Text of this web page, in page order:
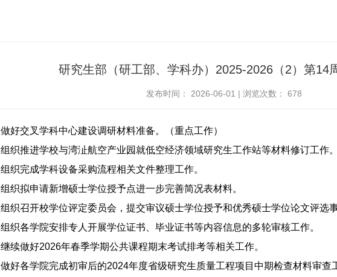
研究生部（研工部、学科办）2025-2026（2）第14
发布时间： 2026-06-01 | 浏览次数： 678
做好交叉学科中心建设调研材料准备。（重点工作）
组织推进学校与湾沚航空产业园就低空经济领域研究生工作站等材料修订工作
组织完成学科设备采购流程相关文件整理工作。
组织拟申请新增硕士学位授予点进一步完善简况表材料。
组织召开校学位评定委员会，提交审议硕士学位授予和优秀硕士学位论文评选
组织各学院安排专人开展学位证书、毕业证书等内容信息的多轮审核工作。
继续做好2026年春季学期公共课程期末考试排考等相关工作。
做好各学院完成初审后的2024年度省级研究生质量工程项目中期检查材料审查